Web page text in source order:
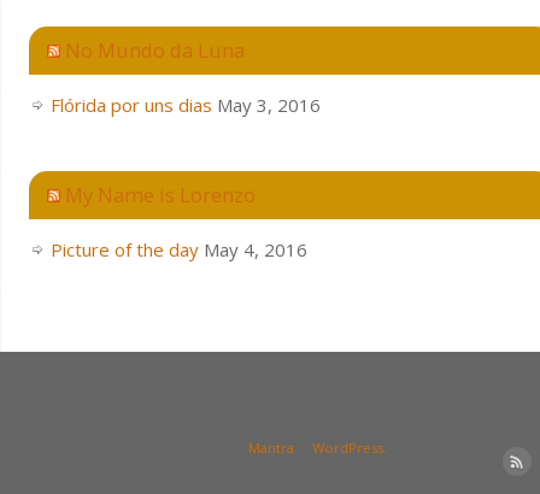
No Mundo da Luna
Flórida por uns dias May 3, 2016
My Name is Lorenzo
Picture of the day May 4, 2016
Mantra WordPress.